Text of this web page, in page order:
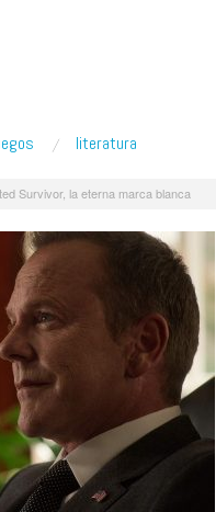
literatura
Survivor, la eterna marca blanca